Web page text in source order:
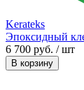
Kerateks
Эпоксидный
6 700 руб. / шт
В корзину